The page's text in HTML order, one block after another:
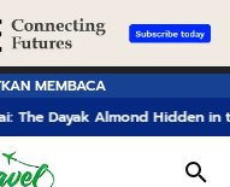
MEMBACA
Almond Hidden in the